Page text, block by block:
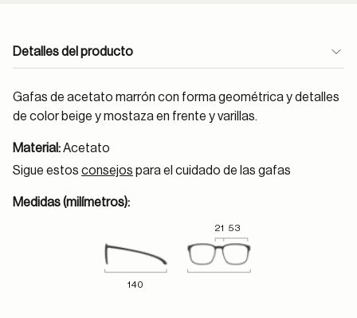
Detalles del producto
Gafas de acetato marrón con forma geométrica y detalles
de color beige y mostaza en frente y varillas.
Material:Acetato
Sigue estos consejos para el cuidado de las gafas
Medidas (milímetros):
21 53
140